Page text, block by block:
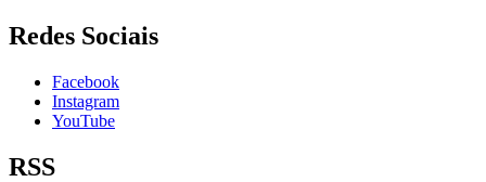
Redes Sociais
Facebook
Instagram
YouTube
RSS